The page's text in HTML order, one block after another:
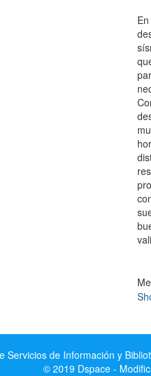
Servicios de Información y
© 2019 Dspace -